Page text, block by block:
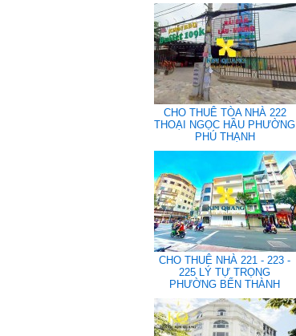
CHO THUÊ TÒA NHÀ 222
THOẠI NGỌC HẦU PHƯỜNG
PHÚ THẠNH
CHO THUÊ NHÀ 221 - 223 -
225 LÝ TỰ TRỌNG
PHƯỜNG BẾN THÀNH